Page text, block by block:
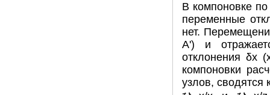
В компоновке
переменные
нет.
A') и
отклонения δх
компоновки
узлов, сводятся